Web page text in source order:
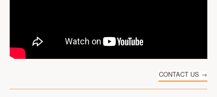
CONTACT US →